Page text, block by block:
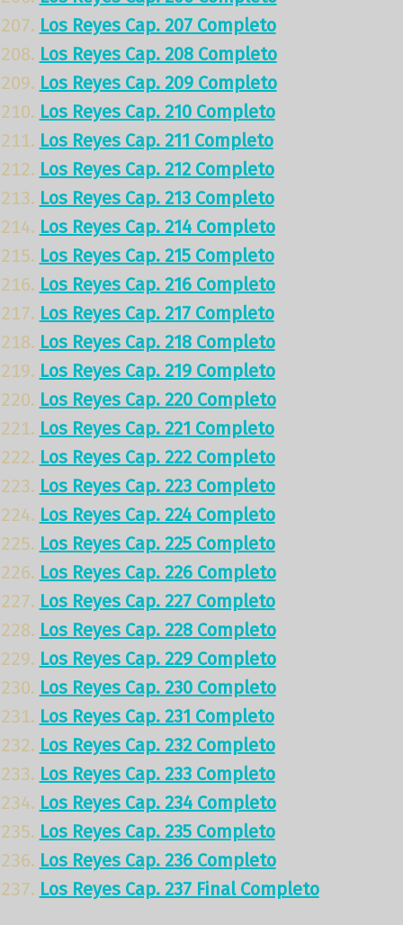
Los Reyes Cap. 207 Completo
Los Reyes Cap. 208 Completo
Los Reyes Cap. 209 Completo
Los Reyes Cap. 210 Completo
Los Reyes Cap. 211 Completo
Los Reyes Cap. 212 Completo
Los Reyes Cap. 213 Completo
Los Reyes Cap. 214 Completo
Los Reyes Cap. 215 Completo
Los Reyes Cap. 216 Completo
Los Reyes Cap. 217 Completo
Los Reyes Cap. 218 Completo
Los Reyes Cap. 219 Completo
Los Reyes Cap. 220 Completo
Los Reyes Cap. 221 Completo
Los Reyes Cap. 222 Completo
Los Reyes Cap. 223 Completo
Los Reyes Cap. 224 Completo
Los Reyes Cap. 225 Completo
Los Reyes Cap. 226 Completo
Los Reyes Cap. 227 Completo
Los Reyes Cap. 228 Completo
Los Reyes Cap. 229 Completo
Los Reyes Cap. 230 Completo
Los Reyes Cap. 231 Completo
Los Reyes Cap. 232 Completo
Los Reyes Cap. 233 Completo
Los Reyes Cap. 234 Completo
Los Reyes Cap. 235 Completo
Los Reyes Cap. 236 Completo
Los Reyes Cap. 237 Final Completo